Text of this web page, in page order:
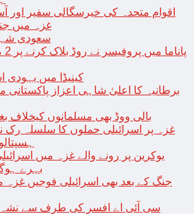
اقوام متحدہ کی خیرسگالی سفیر اور
غزہ میں
سعودی
کینیڈا میں یہودی
برطانیہ کا اعلیٰ شاہی اعزاز
بالی ووڈ بھی مسلمانوں
غزہ پر اسرائیلی حملوں کا سلسلہ رک
یوکرین پر رونے والے غزہ میں
بہرے
جنگ کے بعد بھی اسرائیلی فوجیں
سی آئی اے افسر کی طرف سے نشہ